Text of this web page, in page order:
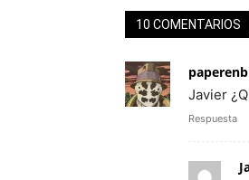
10 COMENTARIOS
Javier
Respuesta